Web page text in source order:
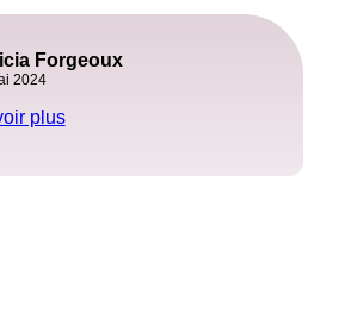
Forgeoux
2024
plus